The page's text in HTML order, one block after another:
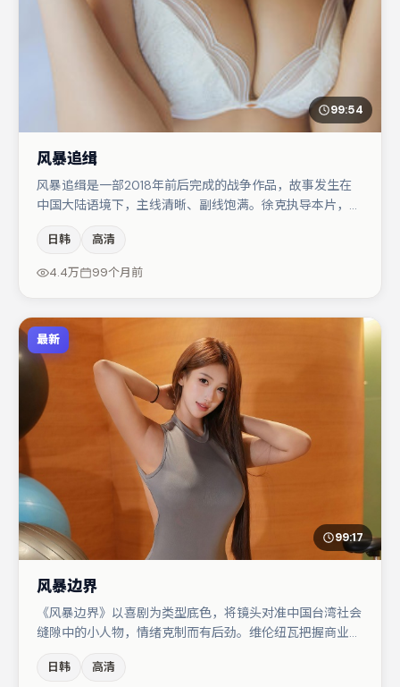
99:54
风暴追缉
风暴追缉是一部2018年前后完成的战争作品，故事发生在
中国大陆语境下，主线清晰、副线饱满。徐克执导本片，在
当。主演阵容包括王千源、胡歌、宋佳等，角色动机前后呼
应，适合喜欢抠台词与伏笔的观众。节奏紧凑、反转有度，
值得列入片单。
日韩 高清
4.4万 99个月前
最新
99:17
风暴边界
《风暴边界》以喜剧为类型底色，将镜头对准中国台湾社会
缝隙中的小人物，情绪克制而有后劲。维伦纽瓦把握商业节
演阵容包括白宇、谭卓、张颂文等，角色动机前后呼应，适
日韩 高清